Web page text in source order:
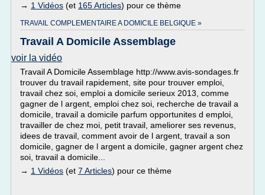
→ 1 Vidéos (et 165 Articles) pour ce thème
TRAVAIL COMPLEMENTAIRE A DOMICILE BELGIQUE »
Travail A Domicile Assemblage
voir la vidéo
Travail A Domicile Assemblage http://www.avis-sondages.fr
trouver du travail rapidement, site pour trouver emploi,
travail chez soi, emploi a domicile serieux 2013, comme
gagner de l argent, emploi chez soi, recherche de travail a
domicile, travail a domicile parfum opportunites d emploi,
travailler de chez moi, petit travail, ameliorer ses revenus,
idees de travail, comment avoir de l argent, travail a son
domicile, gagner de l argent a domicile, gagner argent chez
soi, travail a domicile...
→ 1 Vidéos (et 7 Articles) pour ce thème